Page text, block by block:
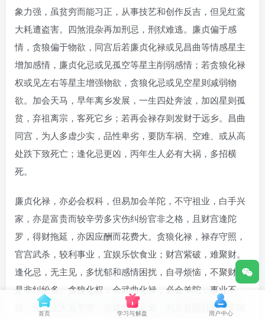
象力强，虽贫穷而能习正，从事技艺和创作反吉，但见红鸾
大耗遭盗害。四煞混杂再加刑忌，刑犾难逃。廉贞偏于感
情，贪狼偏于物欲，同宫后若廉贞化禄或见昌曲等情感星主
增加感情，廉贞化忌或见孤空等星主削弱感情；若贪狼化禄
权或见左右等星主增强物欲，贪狼化忌或见空星则减弱物
欲。加会天马，早年离乡发展，一生四处奔波，加凶星则孤
贫，弃祖离宗，客死它乡；若再会禄存则发财于远乡。昌曲
同宫，为人多虚少实，品性卑劣，要防车祸、空难、或从高
处跌下致死亡；逢化忌更凶，丙年生人必有大祸，多招横
死。
廉贞化禄，亦必会权科，但易加会羊陀，不守祖业，白手兴
家，亦是富贵而较辛劳多灾伤纠纷官非之格，且财宫逢陀
罗，得财拖延，亦因应酬而花费大。贪狼化禄，禄存守照，
官宫武杀，较利事业，宜娱乐饮食业；财宫紫破，难聚财。
逢化忌，无主见，多忧郁和感情困扰，自寻烦恼，不聚财，
是非纠纷多。贪狼化权，会武曲化禄，必会羊陀，事业不
错，但变化大且辛劳，若逢煞刑忌聚，则主贫困且易有牢狱
首页 学习与解盘 用户中心